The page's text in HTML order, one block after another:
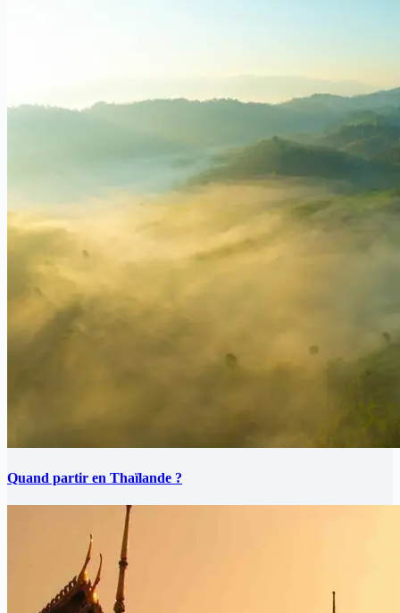
Quand partir en Thaïlande ?